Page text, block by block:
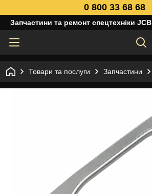
0 800 33 68 68
Запчастини та ремонт спецтехніки JCB
Товари та послуги Запчастини